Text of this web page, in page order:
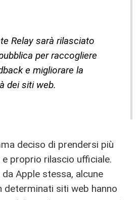
Relay sarà rilasciato
per raccogliere
e migliorare la
dei siti web.
deciso di prendersi più
proprio rilascio ufficiale.
Apple stessa, alcune
determinati siti web hanno